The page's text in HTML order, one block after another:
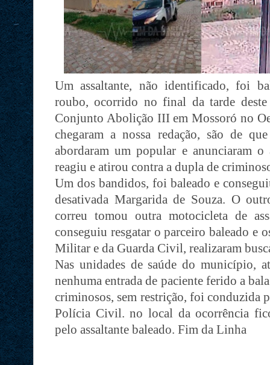
Um assaltante, não identificado, foi
roubo, ocorrido no final da tarde
Conjunto Abolição III em Mossoró no
chegaram a nossa redação, são de
abordaram um popular e anunciaram o
reagiu e atirou contra a dupla de
Um dos bandidos, foi baleado e
desativada Margarida de Souza. O
correu tomou outra motocicleta de
conseguiu resgatar o parceiro baleado e
Militar e da Guarda Civil, realizaram
Nas unidades de saúde do município,
nenhuma entrada de paciente ferido a
criminosos, sem restrição, foi conduzida
Polícia Civil. no local da ocorrência
pelo assaltante baleado. Fim da Linha